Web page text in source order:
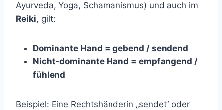
Ayurveda, Yoga, Schamanismus) und auch im
Reiki, gilt:
Dominante Hand = gebend / sendend
Nicht-dominante Hand = empfangend /
fühlend
Beispiel: Eine Rechtshänderin „sendet“ oder